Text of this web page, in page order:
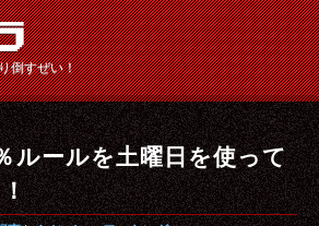
倒すぜい！
ルールを土曜日を使って